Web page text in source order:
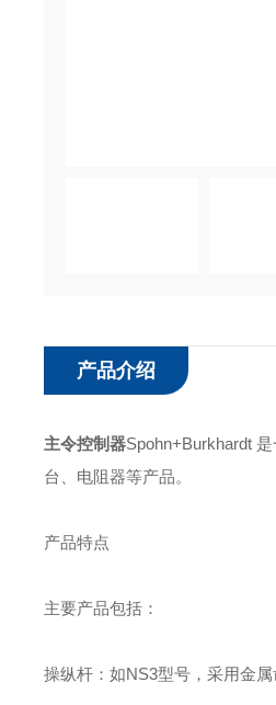
产品介绍
主令控制器Spohn+Burkhardt
台、电阻器等产品。 ‌
产品特点
主要产品包括：
操纵杆‌：如NS3型号，采用金